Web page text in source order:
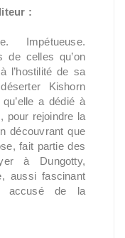
:
Impétueuse.
de celles qu’on
l’hostilité de sa
Kishorn
a dédié à
pour rejoindre la
découvrant que
fait partie des
à Dungotty,
aussi fascinant
accusé de la